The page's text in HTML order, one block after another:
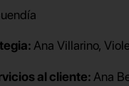
Ana Villarino,
al cliente: Ana